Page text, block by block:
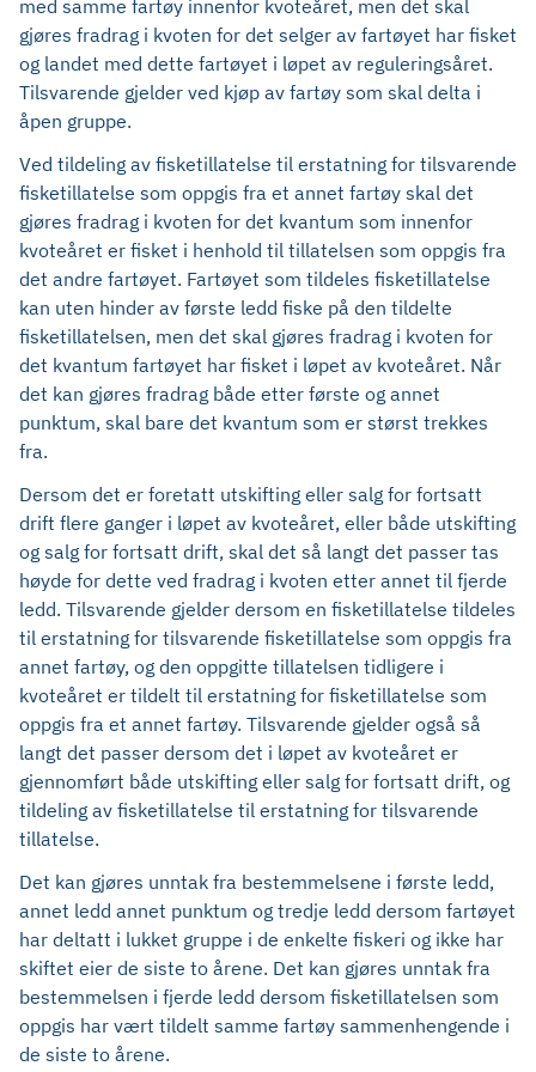
med samme fartøy innenfor kvoteåret, men det skal
gjøres fradrag i kvoten for det selger av fartøyet har fisket
og landet med dette fartøyet i løpet av reguleringsåret.
Tilsvarende gjelder ved kjøp av fartøy som skal delta i
åpen gruppe.
Ved tildeling av fisketillatelse til erstatning for tilsvarende
fisketillatelse som oppgis fra et annet fartøy skal det
gjøres fradrag i kvoten for det kvantum som innenfor
kvoteåret er fisket i henhold til tillatelsen som oppgis fra
det andre fartøyet. Fartøyet som tildeles fisketillatelse
kan uten hinder av første ledd fiske på den tildelte
fisketillatelsen, men det skal gjøres fradrag i kvoten for
det kvantum fartøyet har fisket i løpet av kvoteåret. Når
det kan gjøres fradrag både etter første og annet
punktum, skal bare det kvantum som er størst trekkes
fra.
Dersom det er foretatt utskifting eller salg for fortsatt
drift flere ganger i løpet av kvoteåret, eller både utskifting
og salg for fortsatt drift, skal det så langt det passer tas
høyde for dette ved fradrag i kvoten etter annet til fjerde
ledd. Tilsvarende gjelder dersom en fisketillatelse tildeles
til erstatning for tilsvarende fisketillatelse som oppgis fra
annet fartøy, og den oppgitte tillatelsen tidligere i
kvoteåret er tildelt til erstatning for fisketillatelse som
oppgis fra et annet fartøy. Tilsvarende gjelder også så
langt det passer dersom det i løpet av kvoteåret er
gjennomført både utskifting eller salg for fortsatt drift, og
tildeling av fisketillatelse til erstatning for tilsvarende
tillatelse.
Det kan gjøres unntak fra bestemmelsene i første ledd,
annet ledd annet punktum og tredje ledd dersom fartøyet
har deltatt i lukket gruppe i de enkelte fiskeri og ikke har
skiftet eier de siste to årene. Det kan gjøres unntak fra
bestemmelsen i fjerde ledd dersom fisketillatelsen som
oppgis har vært tildelt samme fartøy sammenhengende i
de siste to årene.